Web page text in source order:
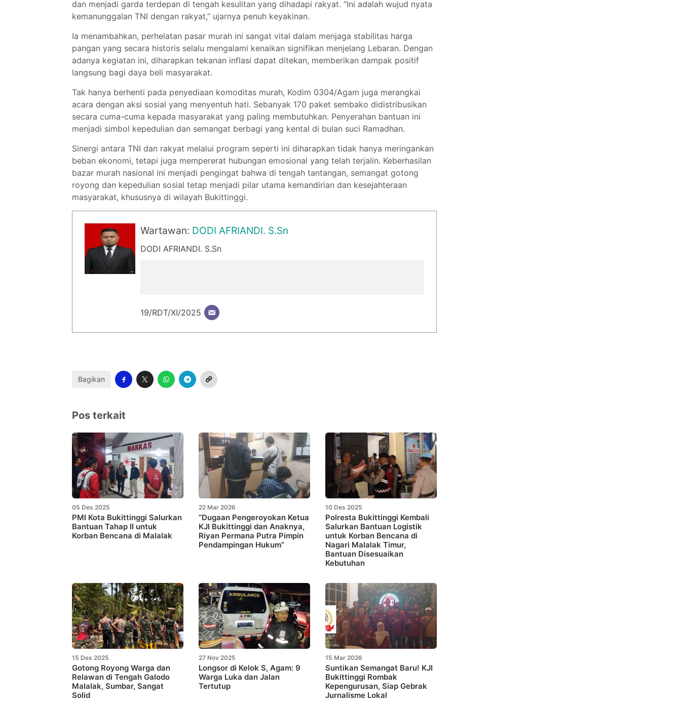
dan menjadi garda terdepan di tengah kesulitan yang dihadapi rakyat. “Ini adalah wujud nyata
kemanunggalan TNI dengan rakyat,” ujarnya penuh keyakinan.
Ia menambahkan, perhelatan pasar murah ini sangat vital dalam menjaga stabilitas harga
pangan yang secara historis selalu mengalami kenaikan signifikan menjelang Lebaran. Dengan
adanya kegiatan ini, diharapkan tekanan inflasi dapat ditekan, memberikan dampak positif
langsung bagi daya beli masyarakat.
Tak hanya berhenti pada penyediaan komoditas murah, Kodim 0304/Agam juga merangkai
acara dengan aksi sosial yang menyentuh hati. Sebanyak 170 paket sembako didistribusikan
secara cuma-cuma kepada masyarakat yang paling membutuhkan. Penyerahan bantuan ini
menjadi simbol kepedulian dan semangat berbagi yang kental di bulan suci Ramadhan.
Sinergi antara TNI dan rakyat melalui program seperti ini diharapkan tidak hanya meringankan
beban ekonomi, tetapi juga mempererat hubungan emosional yang telah terjalin. Keberhasilan
bazar murah nasional ini menjadi pengingat bahwa di tengah tantangan, semangat gotong
royong dan kepedulian sosial tetap menjadi pilar utama kemandirian dan kesejahteraan
masyarakat, khususnya di wilayah Bukittinggi.
Wartawan: DODI AFRIANDI. S.Sn
DODI AFRIANDI. S.Sn
19/RDT/XI/2025
Bagikan
Pos terkait
05 Des 2025
PMI Kota Bukittinggi Salurkan
Bantuan Tahap II untuk
Korban Bencana di Malalak
22 Mar 2026
“Dugaan Pengeroyokan Ketua
KJI Bukittinggi dan Anaknya,
Riyan Permana Putra Pimpin
Pendampingan Hukum”
10 Des 2025
Polresta Bukittinggi Kembali
Salurkan Bantuan Logistik
untuk Korban Bencana di
Nagari Malalak Timur,
Bantuan Disesuaikan
Kebutuhan
15 Des 2025
Gotong Royong Warga dan
Relawan di Tengah Galodo
Malalak, Sumbar, Sangat
Solid
27 Nov 2025
Longsor di Kelok S, Agam: 9
Warga Luka dan Jalan
Tertutup
15 Mar 2026
Suntikan Semangat Baru! KJI
Bukittinggi Rombak
Kepengurusan, Siap Gebrak
Jurnalisme Lokal